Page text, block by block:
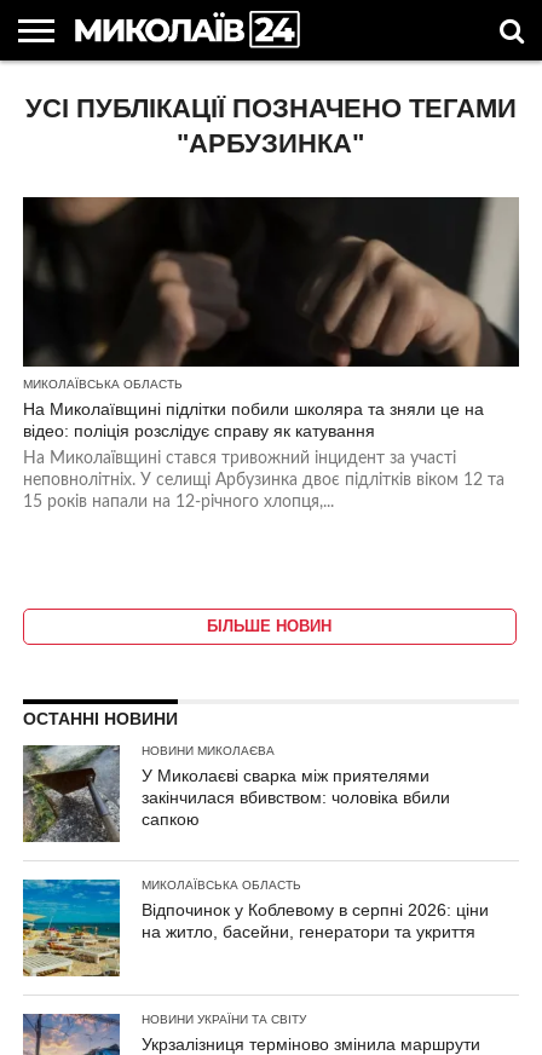
НОВИНИ
НОВИНИ
МИКОЛАЄВА
МИКОЛАЇВСЬКА
ОБЛАСТЬ
НОВИНИ
СПОРТУ
УКРАЇНА
ТА СВІТ
НОВИНИ
КОМПАНІЙ
АСТРОЛОГІЯ
СВЯТА
В
КОРИСНІ
СТАТТІ
УСІ ПУБЛІКАЦІЇ ПОЗНАЧЕНО ТЕГАМИ
"АРБУЗИНКА"
МИКОЛАЇВСЬКА ОБЛАСТЬ
На Миколаївщині підлітки побили школяра та зняли це на
відео: поліція розслідує справу як катування
На Миколаївщині стався тривожний інцидент за участі
неповнолітніх. У селищі Арбузинка двоє підлітків віком 12 та
15 років напали на 12-річного хлопця,...
БІЛЬШЕ НОВИН
ОСТАННІ НОВИНИ
НОВИНИ МИКОЛАЄВА
У Миколаєві сварка між приятелями
закінчилася вбивством: чоловіка вбили
сапкою
МИКОЛАЇВСЬКА ОБЛАСТЬ
Відпочинок у Коблевому в серпні 2026: ціни
на житло, басейни, генератори та укриття
НОВИНИ УКРАЇНИ ТА СВІТУ
Укрзалізниця терміново змінила маршрути